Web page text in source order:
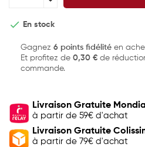
 En stock
Gagnez 6 points fidélité en
Et profitez de 0,30 € de
commande.
Livraison Gratuite
à partir de 59€ d'achat
Livraison Gratuite
à partir de 79€ d'achat